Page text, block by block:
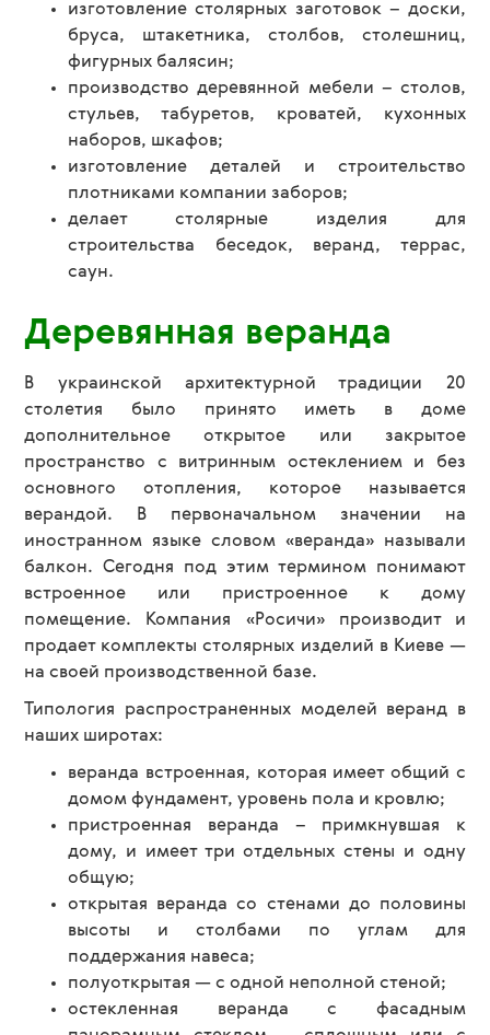
изготовление столярных заготовок – доски,
бруса, штакетника, столбов, столешниц,
фигурных балясин;
производство деревянной мебели – столов,
стульев, табуретов, кроватей, кухонных
наборов, шкафов;
изготовление деталей и строительство
плотниками компании заборов;
делает столярные изделия для
строительства беседок, веранд, террас,
саун.
Деревянная веранда
В украинской архитектурной традиции 20
столетия было принято иметь в доме
дополнительное открытое или закрытое
пространство с витринным остеклением и без
основного отопления, которое называется
верандой. В первоначальном значении на
иностранном языке словом «веранда» называли
балкон. Сегодня под этим термином понимают
встроенное или пристроенное к дому
помещение. Компания «Росичи» производит и
продает комплекты столярных изделий в Киеве —
на своей производственной базе.
Типология распространенных моделей веранд в
наших широтах:
веранда встроенная, которая имеет общий с
домом фундамент, уровень пола и кровлю;
пристроенная веранда – примкнувшая к
дому, и имеет три отдельных стены и одну
общую;
открытая веранда со стенами до половины
высоты и столбами по углам для
поддержания навеса;
полуоткрытая — с одной неполной стеной;
остекленная веранда с фасадным